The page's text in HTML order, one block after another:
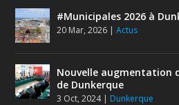
#Municipales 2026 à
20 Mar, 2026 |Actus
Nouvelle augmentation
de Dunkerque
3 Oct, 2024| Dunkerque